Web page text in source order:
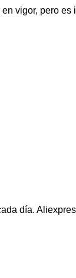
vigor, pero es
día.